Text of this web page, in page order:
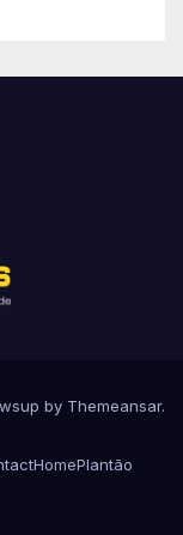
by Themeansar.
HomePlantão